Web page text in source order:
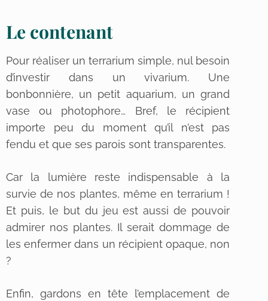
Le contenant
Pour réaliser un terrarium simple, nul besoin
d’investir dans un vivarium. Une
bonbonnière, un petit aquarium, un grand
vase ou photophore… Bref, le récipient
importe peu du moment qu’il n’est pas
fendu et que ses parois sont transparentes.
Car la lumière reste indispensable à la
survie de nos plantes, même en terrarium !
Et puis, le but du jeu est aussi de pouvoir
admirer nos plantes. Il serait dommage de
les enfermer dans un récipient opaque, non
?
Enfin, gardons en tête l’emplacement de